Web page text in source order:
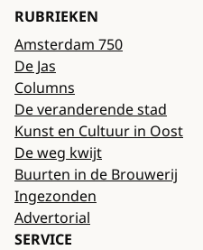
RUBRIEKEN
Amsterdam 750
De Jas
Columns
De veranderende stad
Kunst en Cultuur in Oost
De weg kwijt
Buurten in de Brouwerij
Ingezonden
Advertorial
SERVICE